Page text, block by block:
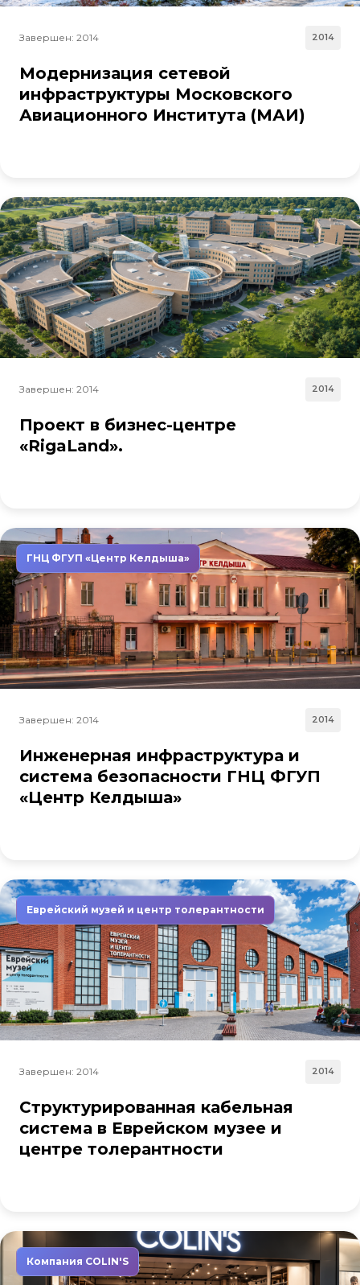
Завершен: 2014 2014
Модернизация сетевой
инфраструктуры Московского
Авиационного Института (МАИ)
Завершен: 2014 2014
Проект в бизнес-центре
«RigaLand».
ГНЦ ФГУП «Центр Келдыша»
Завершен: 2014 2014
Инженерная инфраструктура и
система безопасности ГНЦ ФГУП
«Центр Келдыша»
Еврейский музей и центр толерантности
Завершен: 2014 2014
Структурированная кабельная
система в Еврейском музее и
центре толерантности
Компания COLIN'S